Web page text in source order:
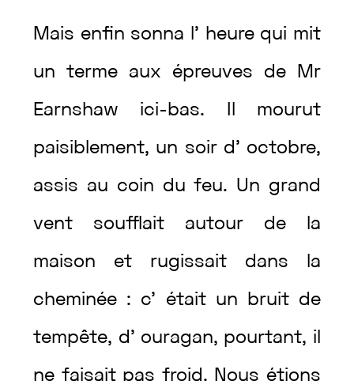
Mais enfin sonna l’ heure qui mit
unterme aux épreuves de Mr
Earnshaw ici-bas. mourut
paisiblement, un soir d’ octobre,
assis au coin dufeu. Un grand
vent soufflait autour de la
maison et rugissait dans la
cheminée : c’ était un bruit de
tempête, d’ ouragan, pourtant, il
ne faisait pas froid. Nous étions